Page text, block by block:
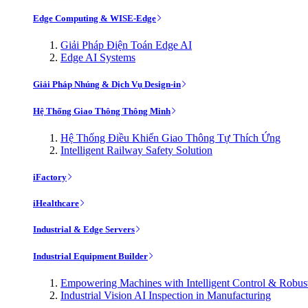
Edge Computing & WISE-Edge
Giải Pháp Điện Toán Edge AI
Edge AI Systems
Giải Pháp Nhúng & Dịch Vụ Design-in
Hệ Thống Giao Thông Thông Minh
Hệ Thống Điều Khiển Giao Thông Tự Thích Ứng
Intelligent Railway Safety Solution
iFactory
iHealthcare
Industrial & Edge Servers
Industrial Equipment Builder
Empowering Machines with Intelligent Control &
Industrial Vision AI Inspection in Manufacturing